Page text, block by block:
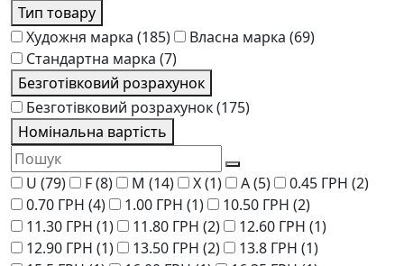
Тип товару
Художня марка (185) Власна марка (69)
Стандартна марка (7)
Безготівковий розрахунок
Безготівковий розрахунок(175)
Номінальна вартість
U (79) F(8) M (14) Х(1) A(5) 0.45 ГРН (2)
0.70 ГРН (4) 1.00 ГРН (1) 10.50 ГРН (2)
11.30 ГРН (1) 11.80 ГРН (2) 12.60 ГРН (1)
12.90 ГРН (1) 13.50 ГРН (2) 13.8 ГРН (1)